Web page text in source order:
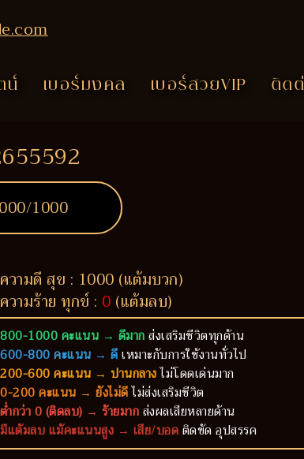
น์ เบอร์มงคล เบอร์สวยVIP ติด
/1000
ความดี สุข : 1000 (แต้มบวก)
ความร้าย ทุกข์ : 0 (แต้มลบ)
800-1000 คะแนน → ดีมากส่งเสริมชีวิตทุกด้าน
600-800 คะแนน → ดีเหมาะกับการใช้งานทั่วไป
200-600 คะแนน → ปานกลางไม่โดดเด่นมาก
0-200 คะแนน → ยังไม่ดีไม่ส่งเสริมชีวิต
ต่ำกว่า 0 (ติดลบ) → ร้ายมากส่งผลเสียหลายด้าน
มีแต้มลบ แม้คะแนนสูง → เสีย/บอดติดขัด อุปสรรค